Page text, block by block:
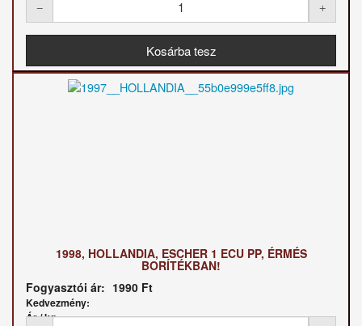
1998, HOLLANDIA, ESCHER 1 ECU PP, ÉRMÉS
BORÍTÉKBAN!
Fogyasztói ár: 1990 Ft
Kedvezmény:
Ár / kg: